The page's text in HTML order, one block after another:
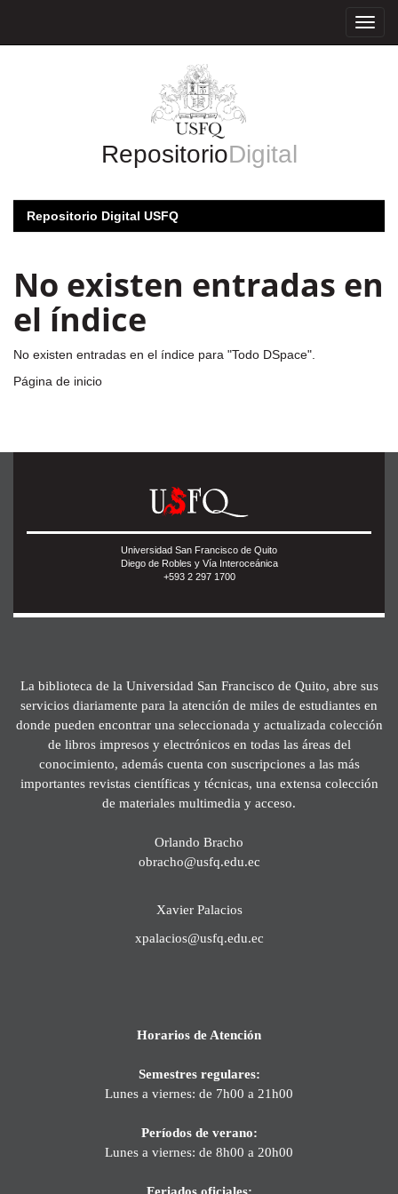
RepositorioDigital
Repositorio Digital USFQ
No existen entradas en
el índice
No existen entradas en el índice para "Todo DSpace".
Página de inicio
Universidad San Francisco de Quito
Diego de Robles y Vía Interoceánica
+593 2 297 1700
La biblioteca de la Universidad San Francisco de Quito, abre sus
servicios diariamente para la atención de miles de estudiantes en
donde pueden encontrar una seleccionada y actualizada colección
de libros impresos y electrónicos en todas las áreas del
conocimiento, además cuenta con suscripciones a las más
importantes revistas científicas y técnicas, una extensa colección
de materiales multimedia y acceso.
Orlando Bracho
obracho@usfq.edu.ec
Xavier Palacios
xpalacios@usfq.edu.ec
Horarios de Atención
Semestres regulares:
Lunes a viernes: de 7h00 a 21h00
Períodos de verano:
Lunes a viernes: de 8h00 a 20h00
Feriados oficiales: